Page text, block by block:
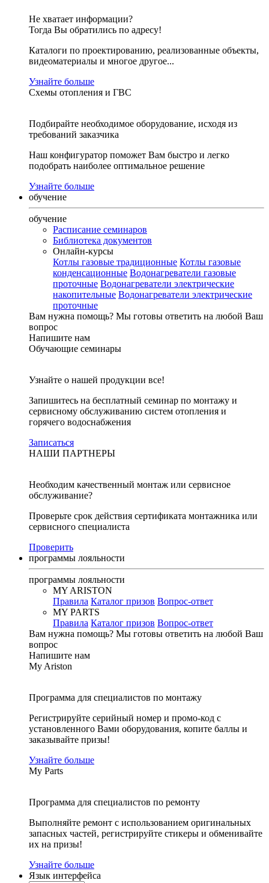
Не хватает информации?
Тогда Вы обратились по адресу!
Каталоги по проектированию, реализованные объекты,
видеоматериалы и многое другое...
Узнайте больше
Схемы отопления и ГВС
Подбирайте необходимое оборудование, исходя из
требований заказчика
Наш конфигуратор поможет Вам быстро и легко
подобрать наиболее оптимальное решение
Узнайте больше
обучение
обучение
Расписание семинаров
Библиотека документов
Онлайн-курсы
Котлы газовые традиционные Котлы газовые
конденсационные Водонагреватели газовые
проточные Водонагреватели электрические
накопительные Водонагреватели электрические
проточные
Вам нужна помощь? Мы готовы ответить на любой Ваш
вопрос
Напишите нам
Обучающие семинары
Узнайте о нашей продукции все!
Запишитесь на бесплатный семинар по монтажу и
сервисному обслуживанию систем отопления и
горячего водоснабжения
Записаться
НАШИ ПАРТНЕРЫ
Необходим качественный монтаж или сервисное
обслуживание?
Проверьте срок действия сертификата монтажника или
сервисного специалиста
Проверить
программы лояльности
программы лояльности
MY ARISTON
Правила Каталог призов Вопрос-ответ
MY PARTS
Правила Каталог призов Вопрос-ответ
Вам нужна помощь? Мы готовы ответить на любой Ваш
вопрос
Напишите нам
My Ariston
Программа для специалистов по монтажу
Регистрируйте серийный номер и промо-код с
установленного Вами оборудования, копите баллы и
заказывайте призы!
Узнайте больше
My Parts
Программа для специалистов по ремонту
Выполняйте ремонт с использованием оригинальных
запасных частей, регистрируйте стикеры и обменивайте
их на призы!
Узнайте больше
Язык интерфейса